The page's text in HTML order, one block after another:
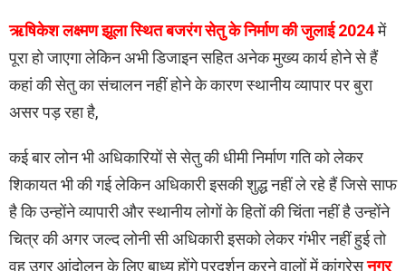
ऋषिकेश लक्ष्मण झूला स्थित बजरंग सेतु के निर्माण की जुलाई 2024में
पूरा हो जाएगा लेकिन अभी डिजाइन सहित अनेक मुख्य कार्य होने से हैं
कहां की सेतु का संचालन नहीं होने के कारण स्थानीय व्यापार पर बुरा
असर पड़ रहा है,
कई बार लोन भी अधिकारियों से सेतु की धीमी निर्माण गति को लेकर
शिकायत भी की गई लेकिन अधिकारी इसकी शुद्ध नहीं ले रहे हैं जिसे साफ
है कि उन्होंने व्यापारी और स्थानीय लोगों के हितों की चिंता नहीं है उन्होंने
चित्र की अगर जल्द लोनी सी अधिकारी इसको लेकर गंभीर नहीं हुई तो
वह उग्र आंदोलन के लिए बाध्य होंगे प्रदर्शन करने वालों में कांग्रेसनगर